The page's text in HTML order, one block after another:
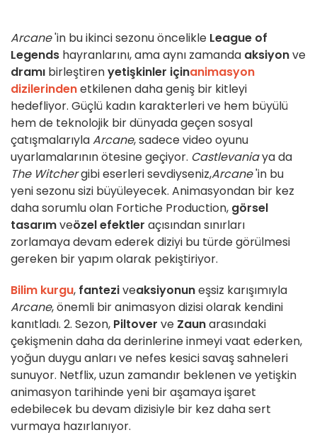
Arcane'in bu ikinci sezonu öncelikle League of
Legends hayranlarını, ama aynı zamanda aksiyonve
dramı birleştirenyetişkinler içinanimasyon
dizilerindenetkilenen daha geniş bir kitleyi
hedefliyor. Güçlü kadın karakterleri ve hem büyülü
hem de teknolojik bir dünyada geçen sosyal
çatışmalarıylaArcane, sadece video oyunu
uyarlamalarının ötesine geçiyor. Castlevaniaya da
The Witchergibi eserleri sevdiyseniz,Arcane'in bu
yeni sezonu sizi büyüleyecek. Animasyondan bir kez
daha sorumlu olan Fortiche Production, görsel
tasarımveözel efektler açısından sınırları
zorlamaya devam ederek diziyi bu türde görülmesi
gereken bir yapım olarak pekiştiriyor.
Bilim kurgu, fanteziveaksiyonuneşsiz karışımıyla
Arcane, önemli bir animasyon dizisi olarak kendini
kanıtladı. 2. Sezon, Piltover ve Zaunarasındaki
çekişmenin daha da derinlerine inmeyi vaat ederken,
yoğun duygu anları ve nefes kesici savaş sahneleri
sunuyor. Netflix, uzun zamandır beklenen ve yetişkin
animasyon tarihinde yeni bir aşamaya işaret
edebilecek bu devam dizisiyle bir kez daha sert
vurmaya hazırlanıyor.